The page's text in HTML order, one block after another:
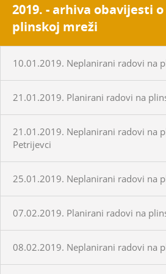
2019. - arhiva obavijesti
plinskoj mreži
10.01.2019. Neplanirani radovi na
21.01.2019. Planirani radovi na
21.01.2019. Neplanirani radovi na
Petrijevci
25.01.2019. Neplanirani radovi na
07.02.2019. Planirani radovi na
08.02.2019. Neplanirani radovi na